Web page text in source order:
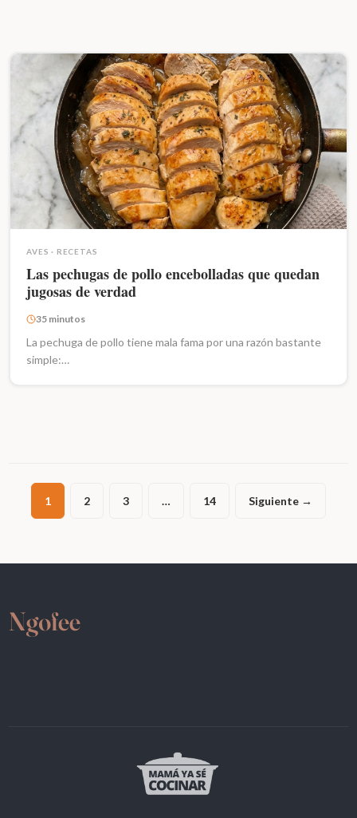
AVES · RECETAS
Las pechugas de pollo encebolladas que quedan
jugosas de verdad
35 minutos
La pechuga de pollo tiene mala fama por una razón bastante
simple:…
1 2 3 … 14 Siguiente →